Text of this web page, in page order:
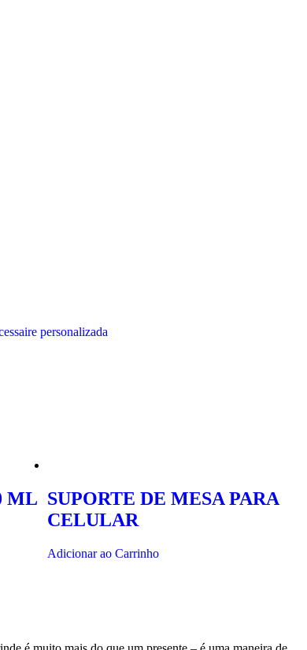
personalizada
ML SUPORTE DE MESA PARA
CELULAR
Adicionar ao Carrinho